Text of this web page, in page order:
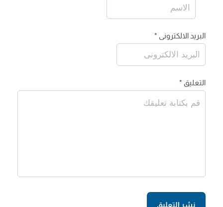
البريد الالكترونى *
التعليق *